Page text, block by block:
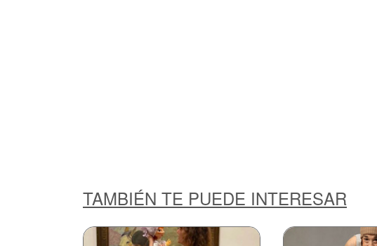
TAMBIÉN TE PUEDE INTERESAR